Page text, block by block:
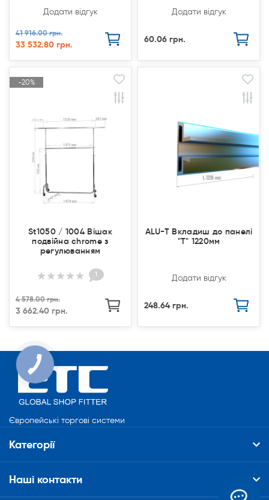
Додати відгук
41 916.00 грн.
33 532.80 грн.
Додати відгук
60.06 грн.
-20%
Продано
-20%
Продано
St1050 / 1004 Вішак
подвійна chrome з
регулюванням
1
4 578.00 грн.
3 662.40 грн.
ALU-T Вкладиш до панелі
"Т" 1220мм
Додати відгук
248.64 грн.
Європейські торгові системи
Категорії
Наші контакти